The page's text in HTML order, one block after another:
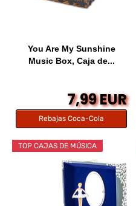
You Are My Sunshine
Music Box, Caja de...
7,99 EUR
Rebajas Coca-Cola
TOP CAJAS DE MÚSICA